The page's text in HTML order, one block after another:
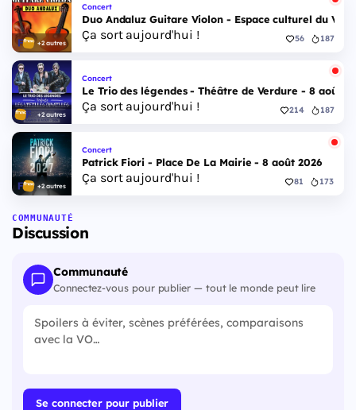
+2 autres
Concert
Duo Andaluz Guitare Violon - Espace culturel du
Ça sort aujourd'hui ! 56 187
+2 autres
Concert
Le Trio des légendes - Théâtre de Verdure - 8 août
Ça sort aujourd'hui ! 214 187
+2 autres
Concert
Patrick Fiori - Place De La Mairie - 8 août 2026
Ça sort aujourd'hui ! 81 173
COMMUNAUTÉ
Discussion
Communauté
Connectez-vous pour publier — tout le monde peut lire
Se connecter pour publier